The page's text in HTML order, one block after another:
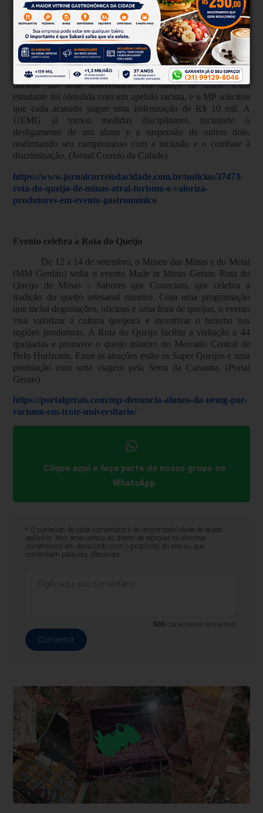
MP denuncia alunos da UEMG
O Ministério Público de Minas Gerais denunciou três
alunos da Universidade Estadual de Minas Gerais (UEMG) do
campus de Frutal por racismo recreativo, após um incidente
durante um trote universitário em março de 2024. Uma
estudante foi ofendida com um apelido racista, e o MP solicitou
que cada acusado pague uma indenização de R$ 10 mil. A
UEMG já tomou medidas disciplinares, incluindo o
desligamento de um aluno e a suspensão de outros dois,
reafirmando seu compromisso com a inclusão e o combate à
discriminação. (Jornal Correio da Cidade)
https://www.jornalcorreiodacidade.com.br/noticias/37473-
rota-do-queijo-de-minas-atrai-turismo-e-valoriza-
produtores-em-evento-gastronomico
Evento celebra a Rota do Queijo
De 12 a 14 de setembro, o Museu das Minas e do Metal
(MM Gerdau) sedia o evento Made in Minas Gerais: Rota do
Queijo de Minas – Sabores que Conectam, que celebra a
tradição do queijo artesanal mineiro. Com uma programação
que inclui degustações, oficinas e uma feira de queijos, o evento
visa valorizar a cultura queijeira e incentivar o turismo nas
regiões produtoras. A Rota do Queijo facilita a visitação a 44
queijarias e promove o queijo mineiro no Mercado Central de
Belo Horizonte. Entre as atrações estão os Super Queijos e uma
premiação com uma viagem pela Serra da Canastra. (Portal
Gerais)
https://portalgerais.com/mp-denuncia-alunos-da-uemg-por-
racismo-em-trote-universitario/
Clique aqui e faça parte do nosso grupo no
WhatsApp
* O conteúdo de cada comentário é de responsabilidade de quem
realizá-lo. Nos reservamos ao direito de reprovar ou eliminar
comentários em desacordo com o propósito do site ou que
contenham palavras ofensivas.
500 caracteres restantes.
Comentar